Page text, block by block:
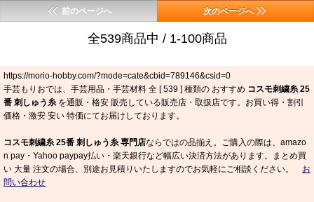
前のページへ 次のページへ
全539商品中 / 1-100商品
https://morio-hobby.com/?mode=cate&cbid=789146&csid=0
手芸もりおでは、手芸用品・手芸材料 全 [539 ] 種類の おすすめ コスモ刺繍糸 25
番 刺しゅう糸を通販・格安 販売している販売店・取扱店です。お買い得・割引
価格・激安 安い 特価にてお届けしております。
コスモ刺繍糸 25番 刺しゅう糸 専門店ならではの品揃え。ご購入の際は、amazo
n pay・Yahoo paypay払い・楽天銀行など幅広い決済方法があります。まとめ買
い 大量 注文の場合、別途お見積りいたしますのでお気軽にご相談ください。 お
問い合わせ